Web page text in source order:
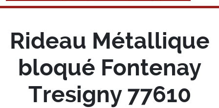
Rideau Métallique
bloqué Fontenay
Tresigny 77610